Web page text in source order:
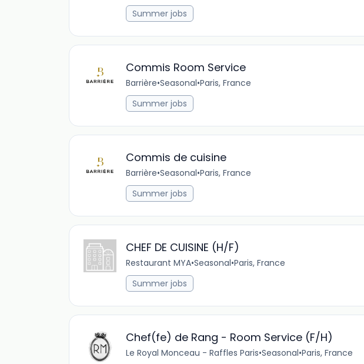
Summer jobs
Commis Room Service
Barrière•Seasonal•Paris, France
Summer jobs
Commis de cuisine
Barrière•Seasonal•Paris, France
Summer jobs
CHEF DE CUISINE (H/F)
Restaurant MYA•Seasonal•Paris, France
Summer jobs
Chef(fe) de Rang - Room Service (F/H)
Le Royal Monceau - Raffles Paris•Seasonal•Paris, France